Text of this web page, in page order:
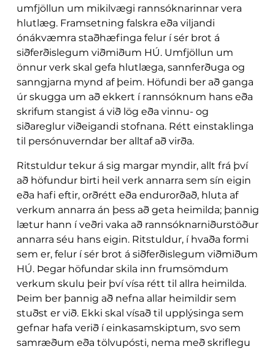
umfjöllun um mikilvægi rannsóknarinnar vera
hlutlæg. Framsetning falskra eða viljandi
ónákvæmra staðhæfinga felur í sér brot á
siðferðislegum viðmiðum HÚ. Umfjöllun um
önnur verk skal gefa hlutlæga, sannferðuga og
sanngjarna mynd af þeim. Höfundi ber að ganga
úr skugga um að ekkert í rannsóknum hans eða
skrifum stangist á við lög eða vinnu- og
siðareglur viðeigandi stofnana. Rétt einstaklinga
til persónuverndar ber alltaf að virða.
Ritstuldur tekur á sig margar myndir, allt frá því
að höfundur birti heil verk annarra sem sín eigin
eða hafi eftir, orðrétt eða endurorðað, hluta af
verkum annarra án þess að geta heimilda; þannig
lætur hann í veðri vaka að rannsóknarniðurstöður
annarra séu hans eigin. Ritstuldur, í hvaða formi
sem er, felur í sér brot á siðferðislegum viðmiðum
HÚ. Þegar höfundar skila inn frumsömdum
verkum skulu þeir því vísa rétt til allra heimilda.
Þeim ber þannig að nefna allar heimildir sem
stuðst er við. Ekki skal vísað til upplýsinga sem
gefnar hafa verið í einkasamskiptum, svo sem
samræðum eða tölvupósti, nema með skriflegu